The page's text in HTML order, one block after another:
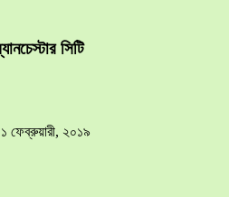
সিটি
ফেব্রুয়ারী, ২০১৯